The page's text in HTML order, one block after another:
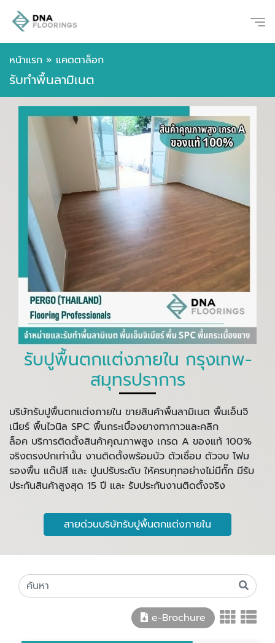
หน้าแรก » แคตตาล็อก
รับทำพื้นลามิเนต
รับปูพื้นตกแต่งภายใน กรุงเทพ-
สมุทรปราการ
บริษัทรับปูพื้นตกแต่งภายใน ขายสินค้าพื้นลามิเนต พื้นเอ็นจิ
เนียร์ พื้นไวนิล SPC พื้นกระเบื้องยางทากาวและคลิก
ล็อค บริการติดตั้งสินค้าคุณภาพสูง เกรด A ของแท้ 100%
จริงตรงปกเท่านั้น งานติดตั้งพร้อมบัว ตัวเชื่อม ตัวจบ โฟม
รองพื้น แด๊ปสี และ ปูนปรับระดับ ให้ครบทุกอย่างไม่มีกั๊ก มีรับ
ประกันสินค้าสูงสุด 15 ปี และ รับประกันงานติดตั้งจริง
สายด่วนบริษัทรับปูพื้นตกแต่งภายใน
e-Brochure